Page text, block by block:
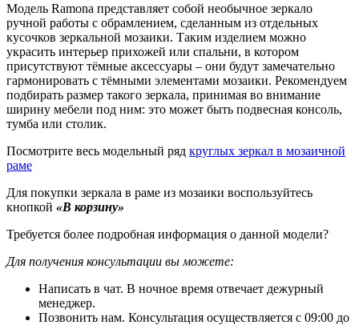
Модель Ramona представляет собой необычное зеркало
ручной работы с обрамлением, сделанным из отдельных
кусочков зеркальной мозаики. Таким изделием можно
украсить интерьер прихожей или спальни, в котором
присутствуют тёмные аксессуары – они будут замечательно
гармонировать с тёмными элементами мозаики. Рекомендуем
подбирать размер такого зеркала, принимая во внимание
ширину мебели под ним: это может быть подвесная консоль,
тумба или столик.
Посмотрите весь модельный ряд круглых зеркал в мозаичной
раме
Для покупки зеркала в раме из мозаики воспользуйтесь
кнопкой «В корзину»
Требуется более подробная информация о данной модели?
Для получения консультации вы можете:
Написать в чат. В ночное время отвечает дежурный
менеджер.
Позвонить нам. Консультация осуществляется с 09:00 до